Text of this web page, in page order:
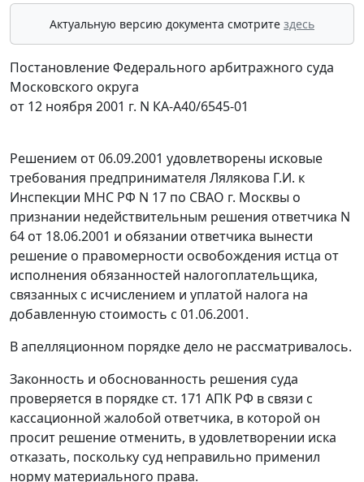
Актуальную версию документа смотрите здесь
Постановление Федерального арбитражного суда
Московского округа
от 12 ноября 2001 г. N КА-А40/6545-01
Решением от 06.09.2001 удовлетворены исковые
требования предпринимателя Лялякова Г.И. к
Инспекции МНС РФ N 17 по СВАО г. Москвы о
признании недействительным решения ответчика N
64 от 18.06.2001 и обязании ответчика вынести
решение о правомерности освобождения истца от
исполнения обязанностей налогоплательщика,
связанных с исчислением и уплатой налога на
добавленную стоимость с 01.06.2001.
В апелляционном порядке дело не рассматривалось.
Законность и обоснованность решения суда
проверяется в порядке ст. 171 АПК РФ в связи с
кассационной жалобой ответчика, в которой он
просит решение отменить, в удовлетворении иска
отказать, поскольку суд неправильно применил
норму материального права.